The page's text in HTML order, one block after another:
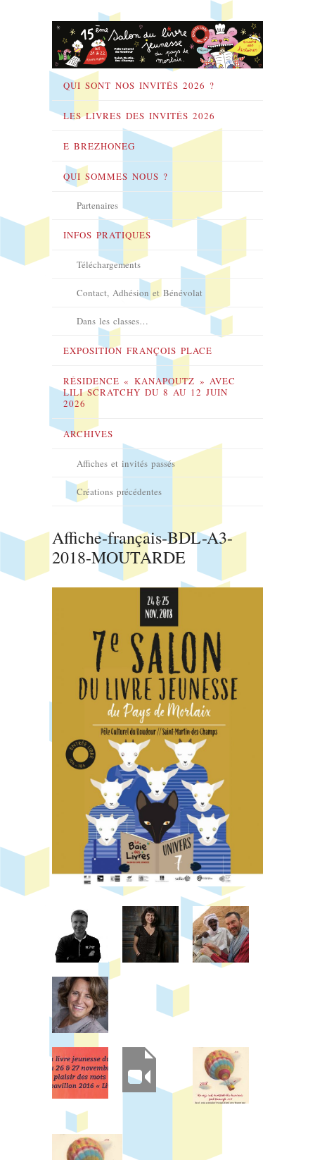
QUI SONT NOS INVITÉS 2026 ?
LES LIVRES DES INVITÉS 2026
E BREZHONEG
QUI SOMMES NOUS ?
Partenaires
INFOS PRATIQUES
Téléchargements
Contact, Adhésion et Bénévolat
Dans les classes…
EXPOSITION FRANÇOIS PLACE
RÉSIDENCE « KANAPOUTZ » AVEC
LILI SCRATCHY DU 8 AU 12 JUIN
2026
ARCHIVES
Affiches et invités passés
Créations précédentes
Affiche-français-BDL-A3-
2018-MOUTARDE